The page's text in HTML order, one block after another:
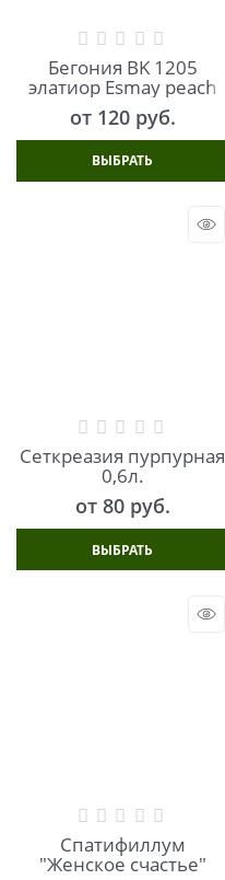
Бегония BK 1205
элатиор Esmay peach
от 120 руб.
ВЫБРАТЬ
Сеткреазия пурпурная
0,6л.
от 80 руб.
ВЫБРАТЬ
Спатифиллум
"Женское счастье"